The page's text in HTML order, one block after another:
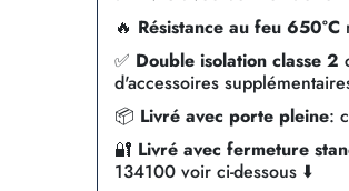
🔥 Résistance au feu 650°C
✅ Double isolation classe 2
d'accessoires
📦 Livré avec porte pleine:
🔐 Livré avec fermeture
134100 voir ci-dessous ⬇️